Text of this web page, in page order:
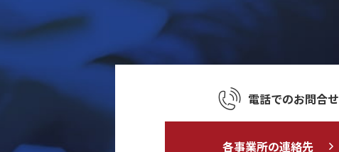
電話でのお問合せ
各事業所の連絡先